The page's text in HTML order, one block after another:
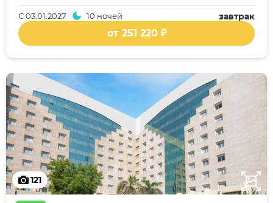
завтрак
С03.01.2027 10 ночей
от 251 220 ₽
121